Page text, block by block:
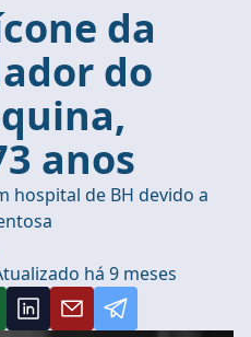
da
do
anos
hospital de BH devido a
há 9 meses